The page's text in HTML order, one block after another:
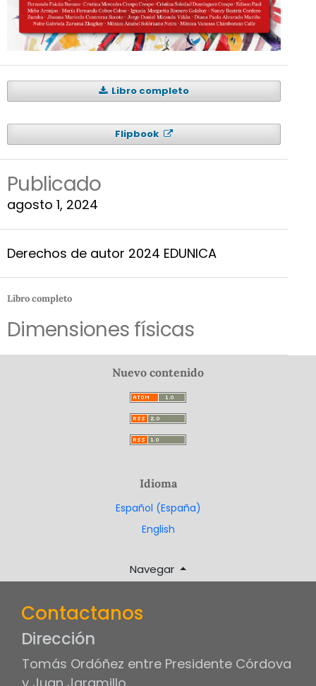
Libro completo
Flipbook
Publicado
agosto 1, 2024
Derechos de autor 2024 EDUNICA
Libro completo
Dimensiones físicas
Nuevo contenido
Idioma
Español (España)
English
Navegar
Contactanos
Dirección
Tomás Ordóñez entre Presidente Córdova